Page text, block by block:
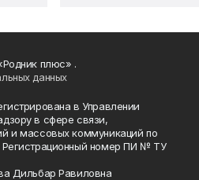
плюс» .
данных
в Управлении
в сфере связи,
и массовых коммуникаций по
Регистрационный номер ПИ № ТУ
Дильбар Равиловна